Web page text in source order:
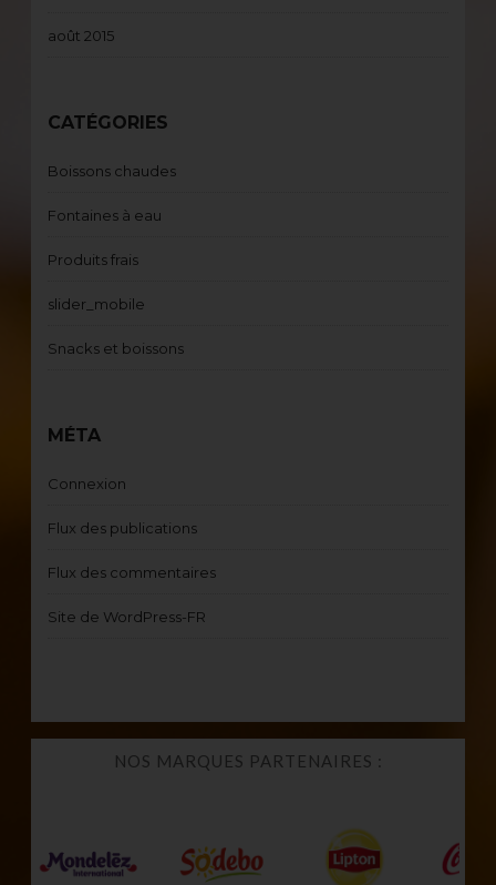
août 2015
CATÉGORIES
Boissons chaudes
Fontaines à eau
Produits frais
slider_mobile
Snacks et boissons
MÉTA
Connexion
Flux des publications
Flux des commentaires
Site de WordPress-FR
NOS MARQUES PARTENAIRES :